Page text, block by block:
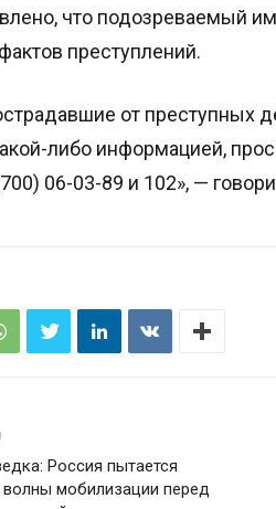
что подозреваемый
преступлений.
от преступных
либо информацией,
06-03-89 и 102», —
Россия пытается
мобилизации перед